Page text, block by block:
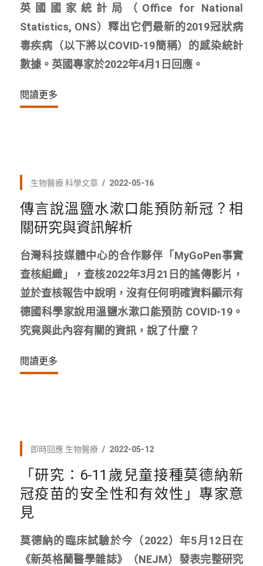
英國國家統計局（Office for National
Statistics, ONS）釋出它們最新的2019冠狀病
毒疾病（以下將以COVID-19簡稱）的感染統計
數據。英國專家於2022年4月1日回應。
閱讀更多
生物醫療 科學文章 2022-05-16
傳言說溫鹽水漱口能預防新冠？相
關研究與資訊解析
台灣科技媒體中心的合作夥伴「MyGoPen事實
查核組織」，查核2022年3月21日的謠傳影片，
並於查核報告中說明，沒有任何明確資料顯示有
德國科學家說用溫鹽水漱口能預防 COVID-19。
究竟與此內容有關的資訊，說了什麼？
閱讀更多
即時回應 生物醫療 2022-05-12
「研究：6-11歲兒童接種莫德納新
冠疫苗的安全性和有效性」專家意
見
莫德納的臨床試驗於今（2022）年5月12日在
《新英格蘭醫學雜誌》（NEJM）發表完整研究